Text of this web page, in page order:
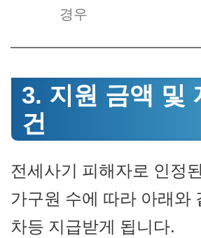
경우
3. 지원 금액 및
건
전세사기 피해자로 인정
가구원 수에 따라 아래와
차등 지급받게 됩니다.